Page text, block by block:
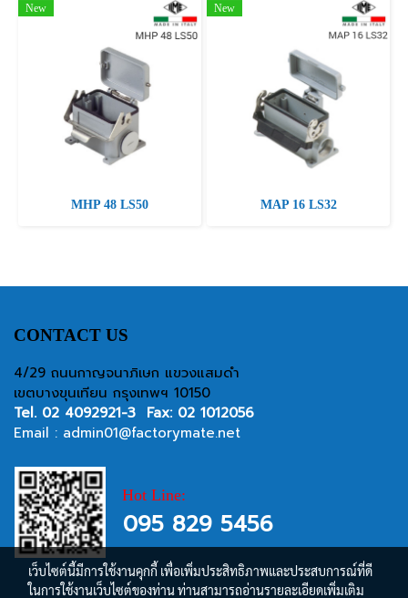
New
MHP 48 LS50
New
MAP 16 LS32
CONTACT US
4/29 ถนนกาญจนาภิเษก แขวงแสมดำ
เขตบางขุนเทียน กรุงเทพฯ 10150
Tel. 02 4092921-3 Fax: 02 1012056
Email : admin01@factorymate.net
Hot Line:
095 829 5456
เว็บไซต์นี้มีการใช้งานคุกกี้ เพื่อเพิ่มประสิทธิภาพและประสบการณ์ที่ดี
ในการใช้งานเว็บไซต์ของท่าน ท่านสามารถอ่านรายละเอียดเพิ่มเติม